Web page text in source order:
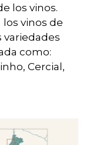
los vinos.
vinos de
variedades
como:
Cercial,